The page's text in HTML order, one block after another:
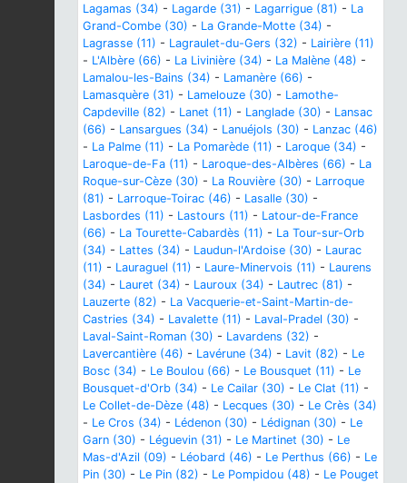
Lagamas (34) - Lagarde (31) - Lagarrigue (81) - La
Grand-Combe (30) - La Grande-Motte (34) -
Lagrasse (11) - Lagraulet-du-Gers (32) - Lairière (11)
- L'Albère (66) - La Livinière (34) - La Malène (48) -
Lamalou-les-Bains (34) - Lamanère (66) -
Lamasquère (31) - Lamelouze (30) - Lamothe-
Capdeville (82) - Lanet (11) - Langlade (30) - Lansac
(66) - Lansargues (34) - Lanuéjols (30) - Lanzac (46)
- La Palme (11) - La Pomarède (11) - Laroque (34) -
Laroque-de-Fa (11) - Laroque-des-Albères (66) - La
Roque-sur-Cèze (30) - La Rouvière (30) - Larroque
(81) - Larroque-Toirac (46) - Lasalle (30) -
Lasbordes (11) - Lastours (11) - Latour-de-France
(66) - La Tourette-Cabardès (11) - La Tour-sur-Orb
(34) - Lattes (34) - Laudun-l'Ardoise (30) - Laurac
(11) - Lauraguel (11) - Laure-Minervois (11) - Laurens
(34) - Lauret (34) - Lauroux (34) - Lautrec (81) -
Lauzerte (82) - La Vacquerie-et-Saint-Martin-de-
Castries (34) - Lavalette (11) - Laval-Pradel (30) -
Laval-Saint-Roman (30) - Lavardens (32) -
Lavercantière (46) - Lavérune (34) - Lavit (82) - Le
Bosc (34) - Le Boulou (66) - Le Bousquet (11) - Le
Bousquet-d'Orb (34) - Le Cailar (30) - Le Clat (11) -
Le Collet-de-Dèze (48) - Lecques (30) - Le Crès (34)
- Le Cros (34) - Lédenon (30) - Lédignan (30) - Le
Garn (30) - Léguevin (31) - Le Martinet (30) - Le
Mas-d'Azil (09) - Léobard (46) - Le Perthus (66) - Le
Pin (30) - Le Pin (82) - Le Pompidou (48) - Le Pouget